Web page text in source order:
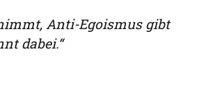
Anti-Egoismus gibt
dabei.“